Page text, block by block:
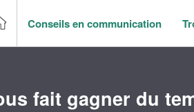
Conseils en communication
fait gagner du